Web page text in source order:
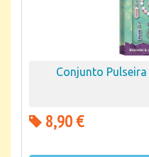
Conjunto
8,90 €